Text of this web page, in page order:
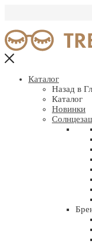
к
содержимому
Каталог
Назад в
Каталог
Новинки